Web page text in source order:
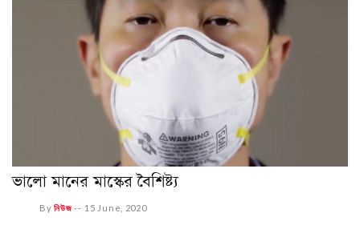
ভালো মানের মাস্কের বৈশিষ্ট্য
Byনিউজ -- 15 June, 2020